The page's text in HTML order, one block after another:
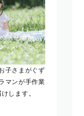
子さまがぐず
マンが手作業
します。